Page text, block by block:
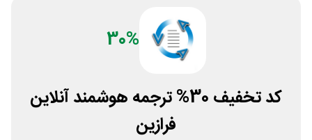
30%
کد تخفیف 30% ترجمه هوشمند آنلاین
فرازین